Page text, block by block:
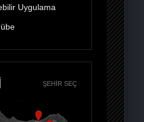
Uygulama
ŞEHIR SEÇ